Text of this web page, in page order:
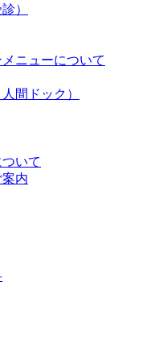
）
ニューについて
間ドック）
いて
内